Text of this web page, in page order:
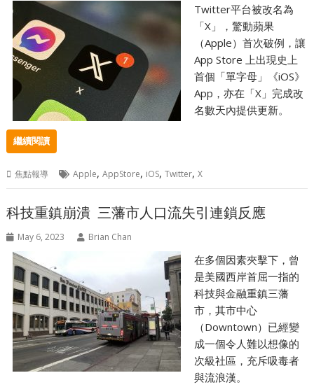
Twitter平台被改名為
「X」，驚動蘋果
（Apple）首次破例，讓
App Store 上出現史上
首個「單字母」《iOS》
App，亦在「X」完成改
名數天內提供更新。
繼續閱讀
焦點報導 Apple,AppStore, iOS,Twitter,X
科技重鎮崩潰 三藩市人口流失引連鎖反應
May 6, 2023 Brian Chan
在多個因素夾擊下，曾
是美國西岸首屈一指的
科技與金融重鎮三藩
市，其市中心
（Downtown）已經變
成一個令人難以想像的
次級社區，充斥吸毒者
與流浪漢。